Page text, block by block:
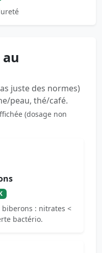
au
juste des normes)
peau, thé/café.
(dosage non
: nitrates <
bactério.